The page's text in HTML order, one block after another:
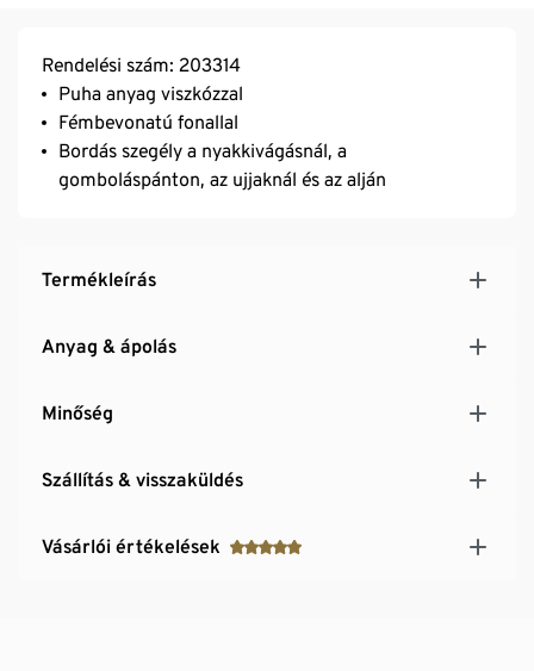
Rendelési szám: 203314
Puha anyag viszkózzal
Fémbevonatú fonallal
Bordás szegély a nyakkivágásnál, a
gomboláspánton, az ujjaknál és az alján
Termékleírás
Anyag & ápolás
Minőség
Szállítás & visszaküldés
Vásárlói értékelések